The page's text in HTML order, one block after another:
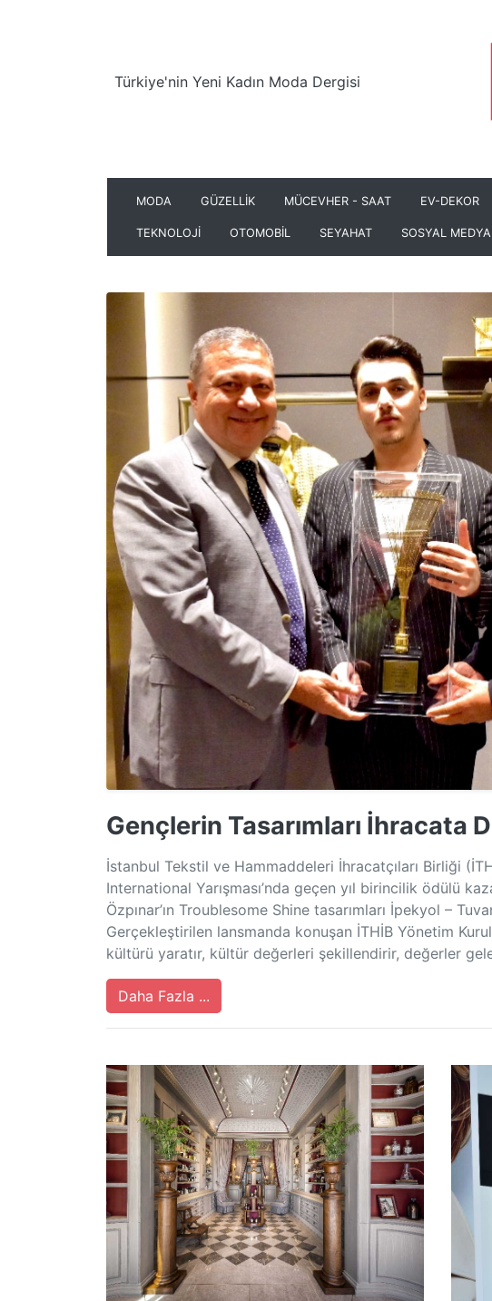
Türkiye'nin Yeni Kadın Moda Dergisi
MODA GÜZELLİK MÜCEVHER - SAAT EV-DEKOR
TEKNOLOJİ OTOMOBİL SEYAHAT SOSYAL MEDYA
Gençlerin Tasarımları İhracata
İstanbul Tekstil ve Hammaddeleri İhracatçıları Birliği
International Yarışması’nda geçen yıl birincilik ödülü
Özpınar’ın Troublesome Shine tasarımları İpekyol –
Gerçekleştirilen lansmanda konuşan İTHİB Yönetim
kültürü yaratır, kültür değerleri şekillendirir, değerler
Daha Fazla ...